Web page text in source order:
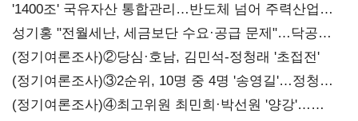
'1400조' 국유자산 통합관리…반도체 넘어 주력산업
구조혁신
성기홍 "전월세난, 세금보단 수요·공급 문제"…닥공
시사
(정기여론조사)②당심·호남, 김민석-정청래 '초접전'
(정기여론조사)③2순위, 10명 중 4명 '송영길'…정청래
'한 자릿수'
(정기여론조사)④최고위원 최민희·박선원 '양강'…